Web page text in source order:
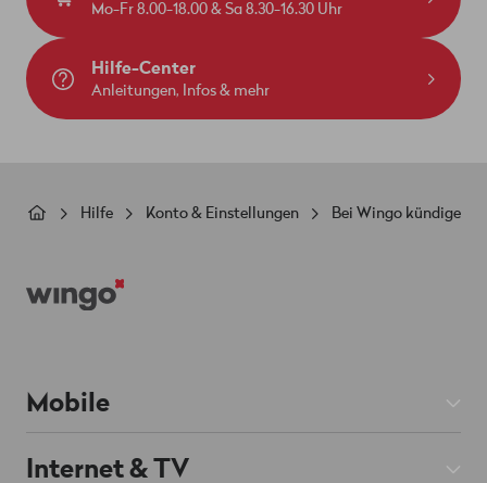
Mo-Fr 8.00-18.00 & Sa 8.30-16.30 Uhr
Hilfe-Center
Anleitungen, Infos & mehr
Pfadnavigation
Hilfe Konto & Einstellungen Bei Wingo kündigen
Mobile
Mobile Abos
Internet & TV